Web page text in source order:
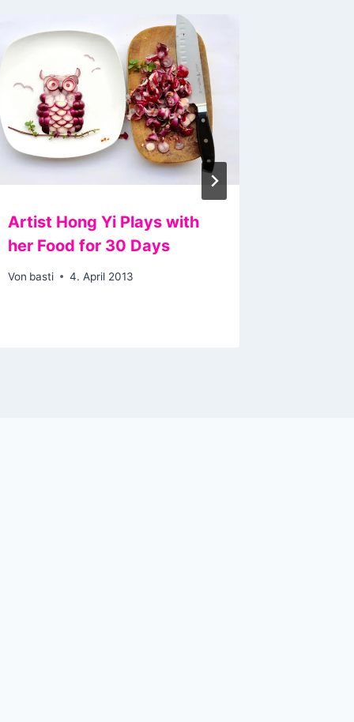
Artist Hong Yi Plays with
her Food for 30 Days
Von basti 4. April 2013